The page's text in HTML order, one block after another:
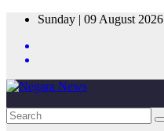
Skip
content
Sunday | 09 August 2026